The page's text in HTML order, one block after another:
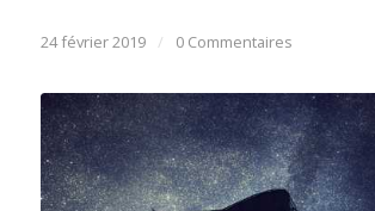
24 février 2019 / 0 Commentaires